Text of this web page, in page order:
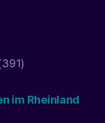
im Rheinland